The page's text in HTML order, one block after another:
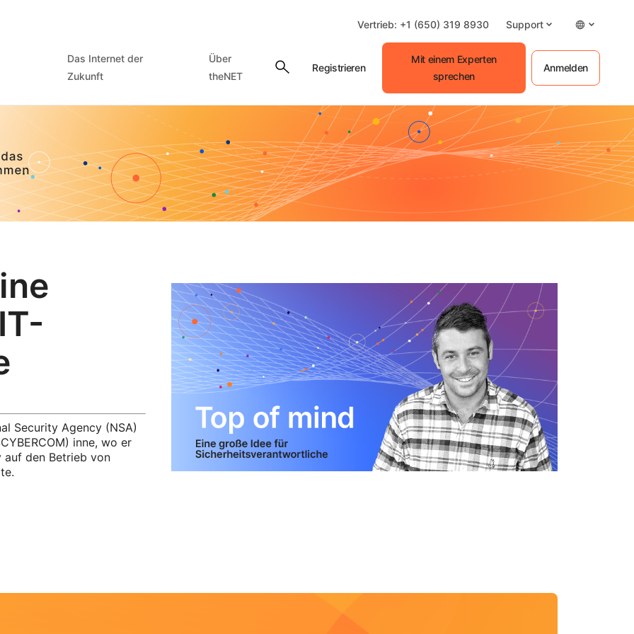
Vertrieb: +1 (650) 319 8930 Support
Das Internet der
Zukunft
Über
theNET
Registrieren
Mit einem Experten
sprechen
Anmelden
Security Agency (NSA)
inne, wo er
auf den Betrieb von